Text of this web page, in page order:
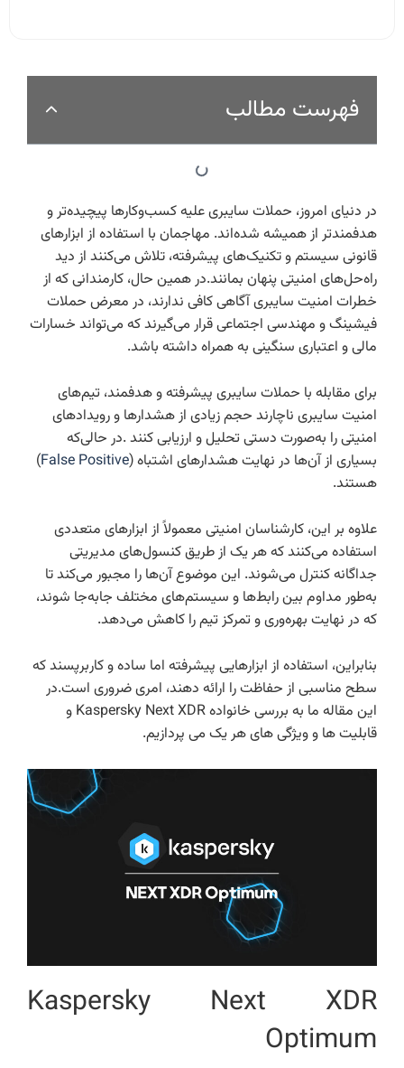
فهرست مطالب
در دنیای امروز، حملات سایبری علیه کسب‌وکارها پیچیده‌تر و
هدفمندتر از همیشه شده‌اند. مهاجمان با استفاده از ابزارهای
قانونی سیستم و تکنیک‌های پیشرفته، تلاش می‌کنند از دید
راه‌حل‌های امنیتی پنهان بمانند.در همین حال، کارمندانی که از
خطرات امنیت سایبری آگاهی کافی ندارند، در معرض حملات
فیشینگ و مهندسی اجتماعی قرار می‌گیرند که می‌تواند خسارات
مالی و اعتباری سنگینی به همراه داشته باشد.
برای مقابله با حملات سایبری پیشرفته و هدفمند، تیم‌های
امنیت سایبری ناچارند حجم زیادی از هشدارها و رویدادهای
امنیتی را به‌صورت دستی تحلیل و ارزیابی کنند .در حالی‌که
بسیاری از آن‌ها در نهایت هشدارهای اشتباه (False Positive
)
هستند.
علاوه بر این، کارشناسان امنیتی معمولاً از ابزارهای متعددی
استفاده می‌کنند که هر یک از طریق کنسول‌های مدیریتی
جداگانه کنترل می‌شوند. این موضوع آن‌ها را مجبور می‌کند تا
به‌طور مداوم بین رابط‌ها و سیستم‌های مختلف جابه‌جا شوند،
که در نهایت بهره‌وری و تمرکز تیم را کاهش می‌دهد.
بنابراین، استفاده از ابزارهایی پیشرفته اما ساده و کاربرپسند که
سطح مناسبی از حفاظت را ارائه دهند، امری ضروری است.در
این مقاله ما به بررسی خانواده Kaspersky Next XDR و
قابلیت ها و ویژگی های هر یک می پردازیم.
Kaspersky Next XDR
Optimum